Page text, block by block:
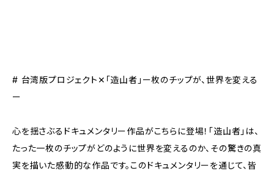
# 台湾版プロジェクト✕「造山者」ー枚のチップが、世界を変える
ー
心を揺さぶるドキュメンタリー作品がこちらに登場！「造山者」は、
たった一枚のチップがどのように世界を変えるのか、その驚きの真
実を描いた感動的な作品です。このドキュメンタリーを通じて、皆